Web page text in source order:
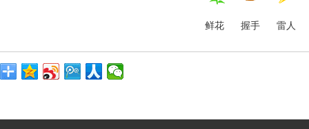
鲜花 握手 雷人